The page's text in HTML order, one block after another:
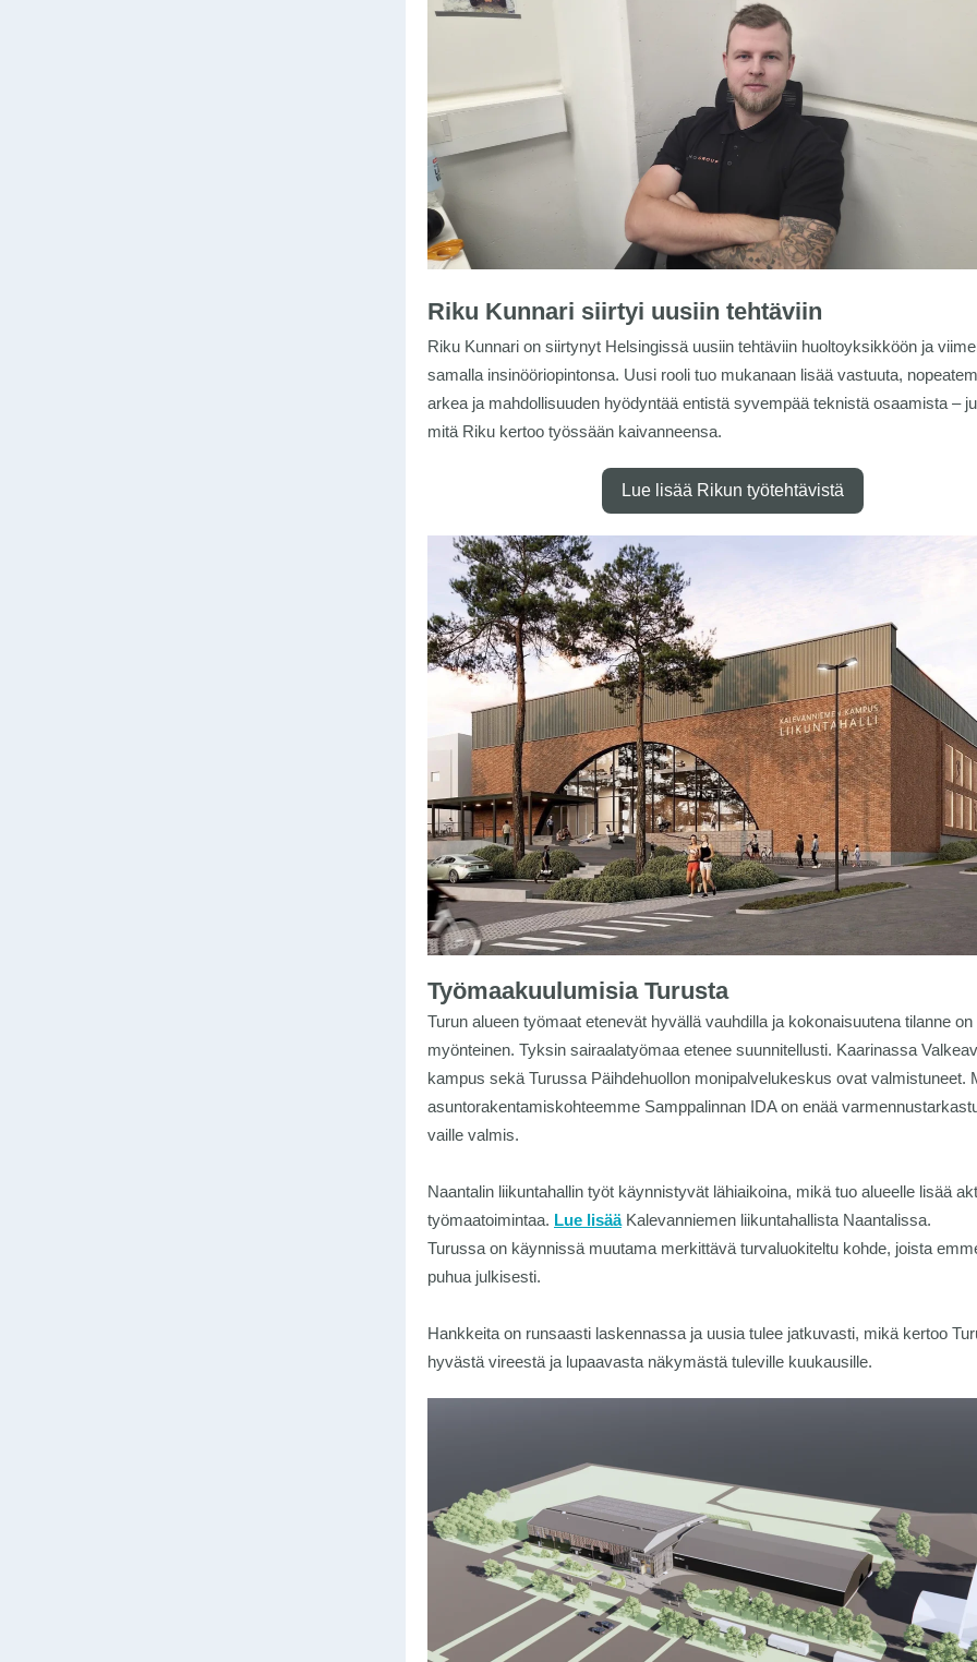
Riku Kunnari siirtyi uusiin tehtäviin
Riku Kunnari on siirtynyt Helsingissä uusiin tehtäviin huoltoyksikköön ja
samalla insinööriopintonsa. Uusi rooli tuo mukanaan lisää vastuuta,
arkea ja mahdollisuuden hyödyntää entistä syvempää teknistä osaamista –
mitä Riku kertoo työssään kaivanneensa.
Lue lisää Rikun työtehtävistä
Työmaakuulumisia Turusta
Turun alueen työmaat etenevät hyvällä vauhdilla ja kokonaisuutena tilanne on
myönteinen. Tyksin sairaalatyömaa etenee suunnitellusti. Kaarinassa
kampus sekä Turussa Päihdehuollon monipalvelukeskus ovat valmistuneet.
asuntorakentamiskohteemme Samppalinnan IDA on enää
vaille valmis.
Naantalin liikuntahallin työt käynnistyvät lähiaikoina, mikä tuo alueelle lisää
työmaatoimintaa. Lue lisääKalevanniemen liikuntahallista Naantalissa.
Turussa on käynnissä muutama merkittävä turvaluokiteltu kohde, joista
puhua julkisesti.
Hankkeita on runsaasti laskennassa ja uusia tulee jatkuvasti, mikä kertoo
hyvästä vireestä ja lupaavasta näkymästä tuleville kuukausille.